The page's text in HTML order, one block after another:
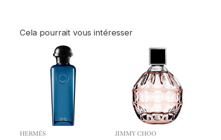
Cela pourrait vous intéresser
HERMÈS JIMMY CHOO